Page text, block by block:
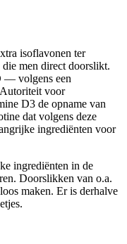
isoflavonen ter
men direct doorslikt.
— volgens een
voor
D3 de opname van
dat volgens deze
ingrediënten voor
ingrediënten in de
Doorslikken van o.a.
maken. Er is derhalve